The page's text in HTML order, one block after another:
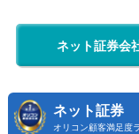
ネット証券会
ネット証券
オリコン顧客満足度